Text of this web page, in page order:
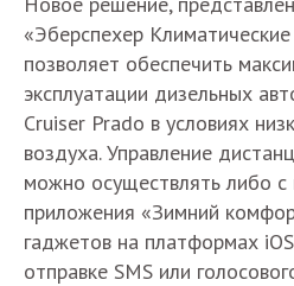
«Эберспехер
позволяет обеспечить
эксплуатации дизельных
Cruiser Prado в условиях
воздуха. Управление
можно осуществлять либо
приложения «Зимний
гаджетов на платформах
отправке SMS или